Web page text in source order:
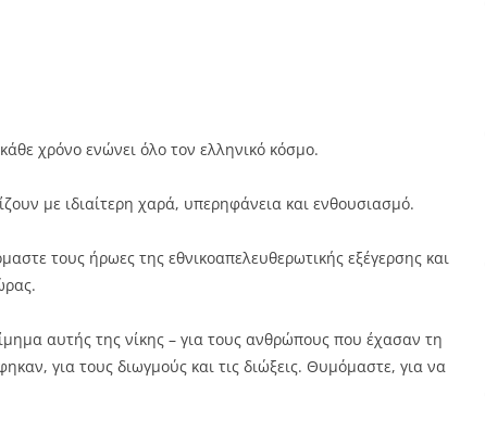
χρόνο ενώνει όλο τον ελληνικό κόσμο.
με ιδιαίτερη χαρά, υπερηφάνεια και ενθουσιασμό.
τους ήρωες της εθνικοαπελευθερωτικής εξέγερσης και
αυτής της νίκης – για τους ανθρώπους που έχασαν τη
για τους διωγμούς και τις διώξεις. Θυμόμαστε, για να